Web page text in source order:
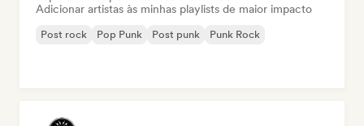
Adicionar artistas às minhas playlists de maior impacto
Post rock Pop Punk Post punk Punk Rock